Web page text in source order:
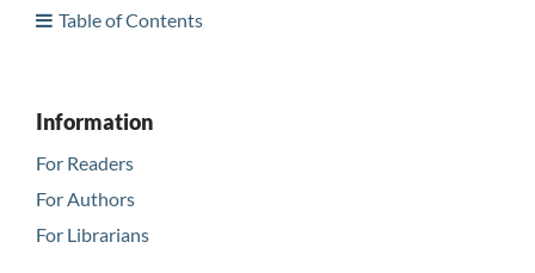
Table of Contents
Information
For Readers
For Authors
For Librarians